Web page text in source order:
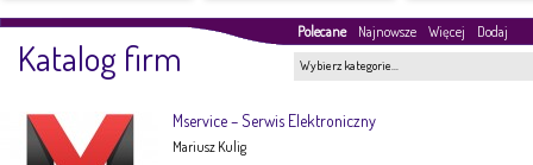
Polecane Najnowsze Więcej Dodaj
Katalog firm Wybierz kategorie…
Mservice – Serwis Elektroniczny
Mariusz Kulig